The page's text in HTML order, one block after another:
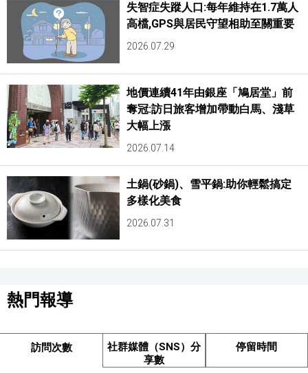
語言
東京
編輯部通知
失智症失蹤人口:每年維持在1.7萬人
高檔,GPS與居民守望相助至關重要
2026.07.29
地價連續41年由銀座「鳩居堂」前
奪冠:訪日旅客增加帶動白馬、淺草
大幅上漲
2026.07.14
土鍋(砂鍋)、雪平鍋:助你輕鬆搞定
多樣化美食
2026.07.31
熱門報導
訪問次數
社群媒體（SNS）分
享數
停留時間